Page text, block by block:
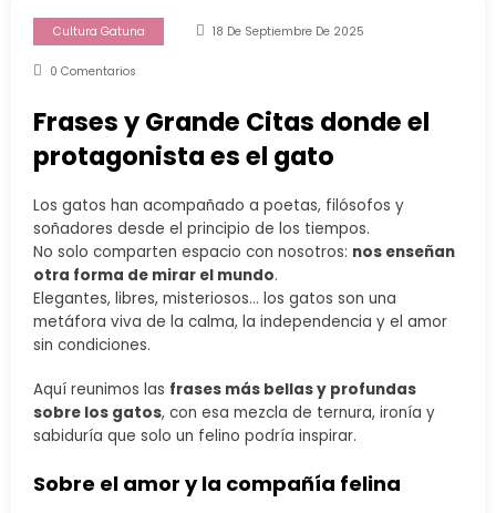
Cultura Gatuna 18 De Septiembre De 2025
0 Comentarios
Frases y Grande Citas donde el
protagonista es el gato
Los gatos han acompañado a poetas, filósofos y
soñadores desde el principio de los tiempos.
No solo comparten espacio con nosotros: nos enseñan
otra forma de mirar el mundo.
Elegantes, libres, misteriosos… los gatos son una
metáfora viva de la calma, la independencia y el amor
sin condiciones.
Aquí reunimos las frases más bellas y profundas
sobre los gatos, con esa mezcla de ternura, ironía y
sabiduría que solo un felino podría inspirar.
Sobre el amor y la compañía felina